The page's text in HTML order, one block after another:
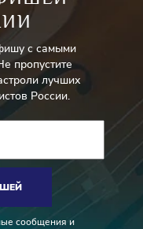
с самыми
пропустите
лучших
России.
сообщения и